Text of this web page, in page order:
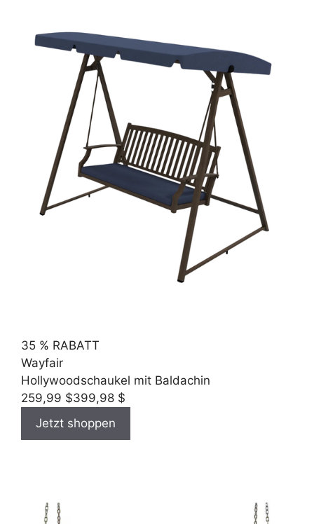
35 % RABATT
Wayfair
Hollywoodschaukel mit Baldachin
259,99 $399,98 $
Jetzt shoppen